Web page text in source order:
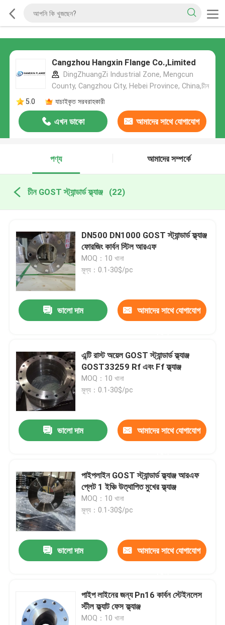
Cangzhou Hangxin Flange Co.,Limited
DingZhuangZi Industrial Zone, Mengcun
County, Cangzhou City, Hebei Province, China,চীন
5.0
যাচাইকৃত সরবরাহকারী
এখন ডাকো আমাদের সাথে যোগাযোগ
পণ্য
আমাদের সম্পর্কে
চীন GOST স্ট্যান্ডার্ড ফ্ল্যাঞ্জ (22)
DN500 DN1000 GOST স্ট্যান্ডার্ড ফ্ল্যাঞ্জ
ফোরজিং কার্বন স্টিল আরএফ
MOQ：10 খানা
মূল্য：0.1-30$/pc
ভালো দাম আমাদের সাথে যোগাযোগ
এন্টি রাস্ট অয়েল GOST স্ট্যান্ডার্ড ফ্ল্যাঞ্জ
GOST33259 Rf এবং Ff ফ্ল্যাঞ্জ
MOQ：10 খানা
মূল্য：0.1-30$/pc
ভালো দাম আমাদের সাথে যোগাযোগ
পাইপলাইন GOST স্ট্যান্ডার্ড ফ্ল্যাঞ্জ আরএফ
প্লেট 1 ইঞ্চি উত্থাপিত মুখের ফ্ল্যাঞ্জ
MOQ：10 খানা
মূল্য：0.1-30$/pc
ভালো দাম আমাদের সাথে যোগাযোগ
পাইপ লাইনের জন্য Pn16 কার্বন স্টেইনলেস
স্টীল ফ্ল্যাট ফেস ফ্ল্যাঞ্জ
MOQ：10 খানা